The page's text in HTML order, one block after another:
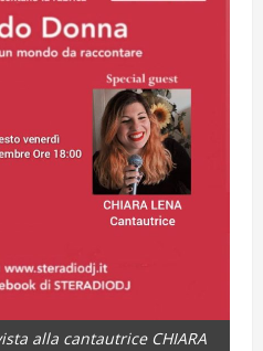
alla cantautrice CHIARA